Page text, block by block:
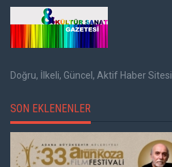
Doğru, İlkeli, Güncel, Aktif Haber Sitesi
SON EKLENENLER